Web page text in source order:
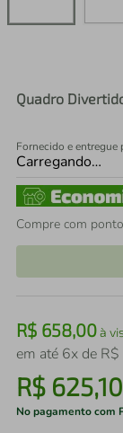
Quadro
Fornecido e entregue
Carregando…
Compre com
R$ 658,00à
em até 6x de R$
R$ 625,10
No pagamento com